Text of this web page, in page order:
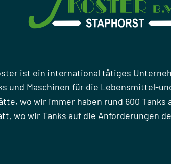
ist ein international tätiges
und Maschinen für die Lebensmittel-
wo wir immer haben rund 600 Tanks
wo wir Tanks auf die Anforderungen